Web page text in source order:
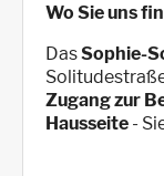
Wo Sie uns
DasSophie-
Zugang zur
Hausseite -